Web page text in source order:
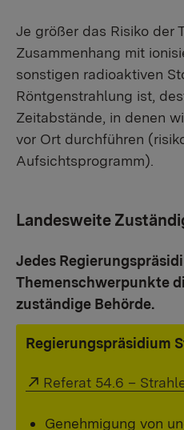
Je größer das Risiko der
Zusammenhang mit
sonstigen radioaktiven
Röntgenstrahlung ist,
Zeitabstände, in denen
vor Ort durchführen
Aufsichtsprogramm).
Landesweite
Jedes
Themenschwerpunkte
zuständige Behörde.
Regierungspräsidium
Externer Link:
Referat 54.6 –
Genehmigung von